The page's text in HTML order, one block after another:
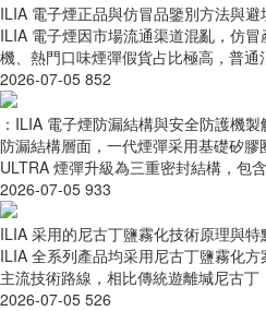
ILIA 電子煙正品與仿冒品鑒別方法與避
ILIA 電子煙因市場流通渠道混亂，仿
機、熱門口味煙彈假貨占比極高，普
2026-07-05 852
：ILIA 電子煙防漏結構與安全防護機製
防漏結構層面，一代煙彈采用基礎矽
ULTRA 煙彈升級為三重密封結構，包
2026-07-05 933
ILIA 采用的尼古丁鹽霧化技術原理與特
ILIA 全系列產品均采用尼古丁鹽霧化
主流技術路線，相比傳統遊離堿尼古
2026-07-05 526